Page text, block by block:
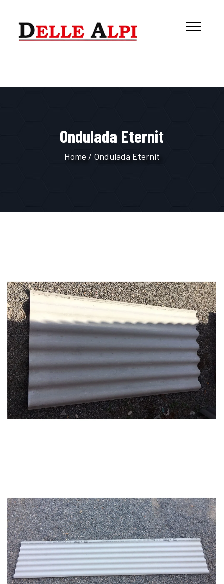
Ondulada Eternit
Home / Ondulada Eternit